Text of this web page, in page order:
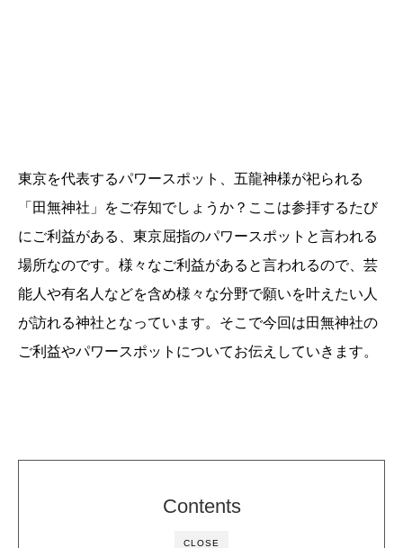
東京を代表するパワースポット、五龍神様が祀られる
「田無神社」をご存知でしょうか？ここは参拝するたび
にご利益がある、東京屈指のパワースポットと言われる
場所なのです。様々なご利益があると言われるので、芸
能人や有名人などを含め様々な分野で願いを叶えたい人
が訪れる神社となっています。そこで今回は田無神社の
ご利益やパワースポットについてお伝えしていきます。
CLOSE
Contents